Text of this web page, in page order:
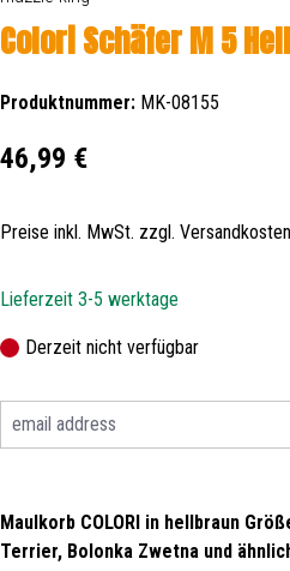
Colori Schäfer M 5
Produktnummer: MK-08155
Regulärer Preis:
46,99 €
Preise inkl. MwSt. zzgl. Versandkosten
Lieferzeit 3-5 werktage
Derzeit nicht verfügbar
Maulkorb COLORI in hellbraun
Terrier, Bolonka Zwetna und